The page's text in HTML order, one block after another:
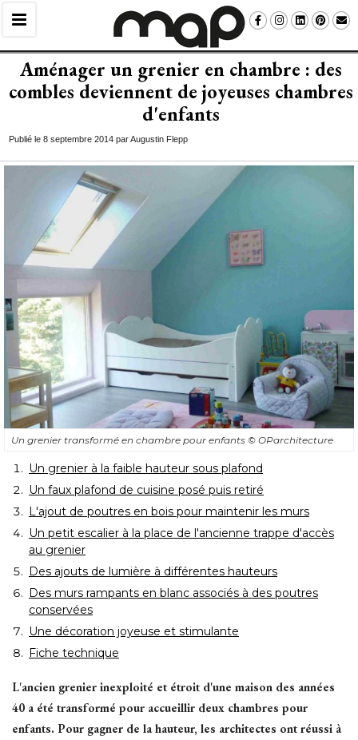
Aménager un grenier en chambre : des
combles deviennent de joyeuses chambres
d'enfants
Publié le 8 septembre 2014 par Augustin Flepp
Un grenier transformé en chambre pour enfants © OParchitecture
Un grenier à la faible hauteur sous plafond
Un faux plafond de cuisine posé puis retiré
L'ajout de poutres en bois pour maintenir les murs
Un petit escalier à la place de l'ancienne trappe d'accès
au grenier
Des ajouts de lumière à différentes hauteurs
Des murs rampants en blanc associés à des poutres
conservées
Une décoration joyeuse et stimulante
Fiche technique
L'ancien grenier inexploité et étroit d'une maison des années
40 a été transformé pour accueillir deux chambres pour
enfants. Pour gagner de la hauteur, les architectes ont réussi à